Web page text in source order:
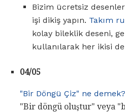
Bizim ücretsiz
işi dikiş yapın. Takım
kolay bileklik deseni,
kullanılarak her ikisi de
04/05
"Bir Döngü Çiz" ne demek?
"Bir döngü oluştur" veya